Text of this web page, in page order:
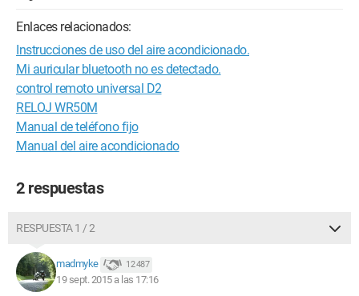
Enlaces relacionados:
Instrucciones de uso del aire acondicionado.
Mi auricular bluetooth no es detectado.
control remoto universal D2
RELOJ WR50M
Manual de teléfono fijo
Manual del aire acondicionado
2 respuestas
RESPUESTA 1 / 2
madmyke 12 487
19 sept. 2015 a las 17:16